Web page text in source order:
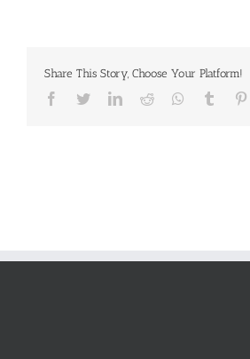
Share This Story, Choose Your Platform!
Facebook
TwitterLinkedIn
Reddit Whatsapp
Tumblr